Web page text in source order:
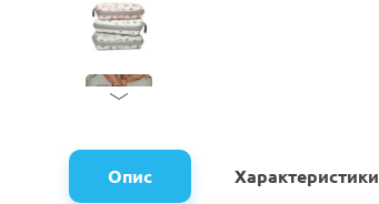
Опис Характеристики